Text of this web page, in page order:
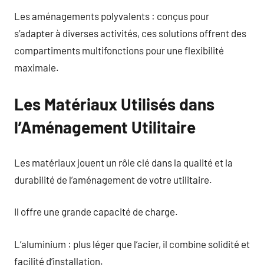
Les aménagements polyvalents : conçus pour
s’adapter à diverses activités, ces solutions offrent des
compartiments multifonctions pour une flexibilité
maximale.
Les Matériaux Utilisés dans
l’Aménagement Utilitaire
Les matériaux jouent un rôle clé dans la qualité et la
durabilité de l’aménagement de votre utilitaire.
Il offre une grande capacité de charge.
L’aluminium : plus léger que l’acier, il combine solidité et
facilité d’installation.